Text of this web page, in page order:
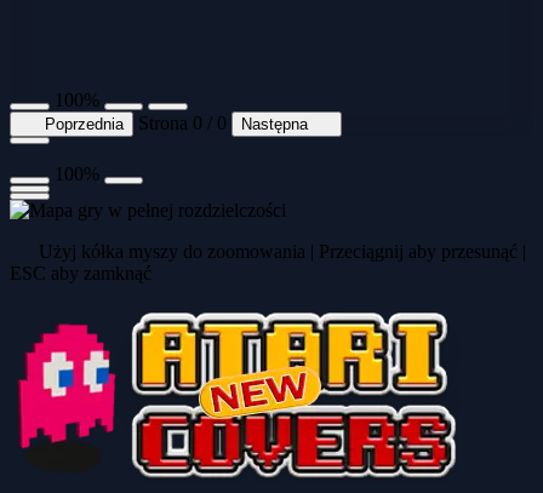
100%
Poprzednia Strona 0 / 0 Następna
100%
Użyj kółka myszy do zoomowania | Przeciągnij aby przesunąć |
ESC aby zamknąć